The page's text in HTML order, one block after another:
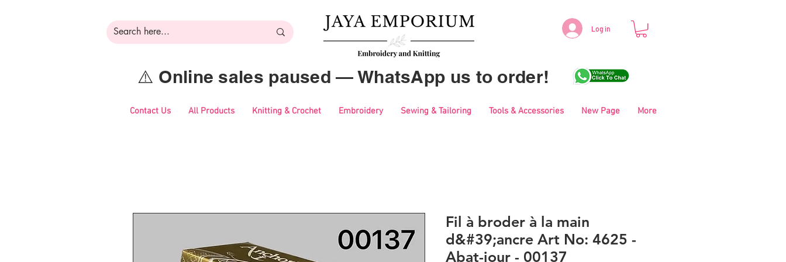
Log in
⚠️ Online sales paused — WhatsApp us to order!
Contact Us All Products Knitting & Crochet Embroidery Sewing & Tailoring Tools & Accessories New Page More
Fil à broder à la main
d&#39;ancre Art No: 4625 -
Abat-jour - 00137